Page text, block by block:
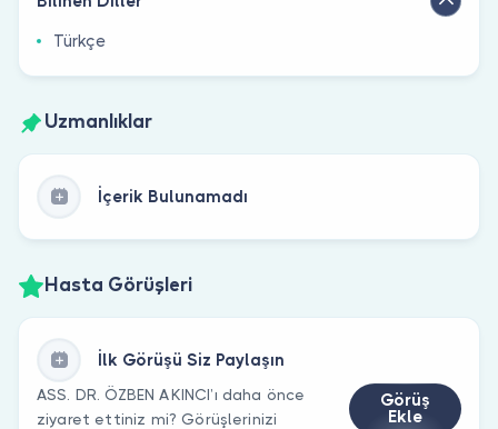
Türkçe
Uzmanlıklar
İçerik Bulunamadı
Hasta Görüşleri
İlk Görüşü Siz Paylaşın
ASS. DR. ÖZBEN AKINCI’ı daha önce
ziyaret ettiniz mi? Görüşlerinizi
Görüş
Ekle